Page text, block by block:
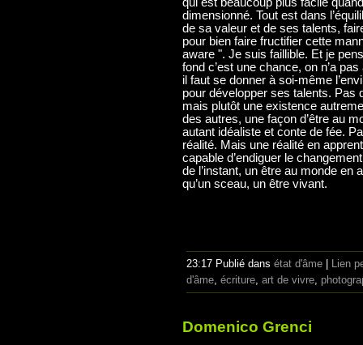
dimensionné. Tout est dans
de sa valeur et de ses talents,
pour bien faire fructifier cette
aware ". Je suis faillible. Et je
fond c’est une chance, on n’a
il faut se donner à soi-même
pour développer ses talents. Pas
mais plutôt une existence
des autres, une façon d’être au
autant idéaliste et conte de fée.
réalité. Mais une réalité en
capable d’endiguer le
de l’instant, un être au monde en
qu’un sceau, un être vivant.
23:17 Publié dans état d'âme
Lien
d'âme, écriture, art de vivre,
Domenico Grenci